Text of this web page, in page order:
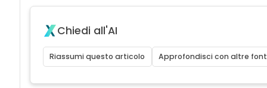
Chiedi all'AI
Riassumi questo articolo Approfondisci con altre